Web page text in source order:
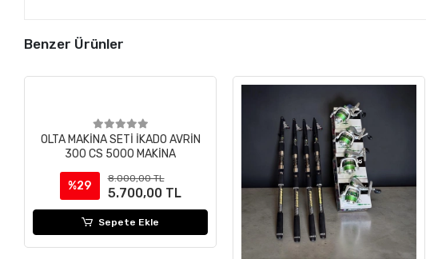
Benzer Ürünler
OLTA MAKİNA SETİ İKADO AVRİN
300 CS 5000 MAKİNA
%29
8.000,00 TL
5.700,00 TL
Sepete Ekle